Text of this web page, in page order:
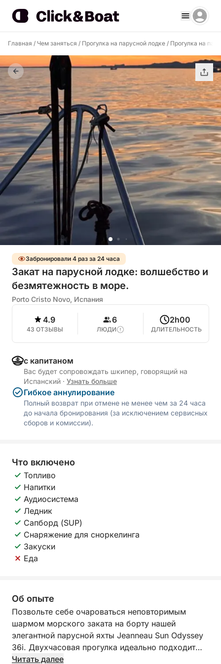
Главная / Чем заняться / Прогулка на парусной лодке / Прогулка на
Забронировали 4 раз за 24 часа
Закат на парусной лодке: волшебство и
безмятежность в море.
Porto Cristo Novo, Испания
4.9
43 ОТЗЫВЫ
6
ЛЮДИ
2h00
ДЛИТЕЛЬНОСТЬ
с капитаном
Вас будет сопровождать шкипер, говорящий на
Испанский · Узнать больше
Гибкое аннулирование
Полный возврат при отмене не менее чем за 24 часа
до начала бронирования (за исключением сервисных
сборов и комиссии).
Что включено
Топливо
Напитки
Аудиосистема
Ледник
Сапборд (SUP)
Снаряжение для сноркелинга
Закуски
Еда
Об опыте
Позвольте себе очароваться неповторимым
шармом морского заката на борту нашей
элегантной парусной яхты Jeanneau Sun Odyssey
36i. Двухчасовая прогулка идеально подходит
для романтического момента, уединенного
Читать далее